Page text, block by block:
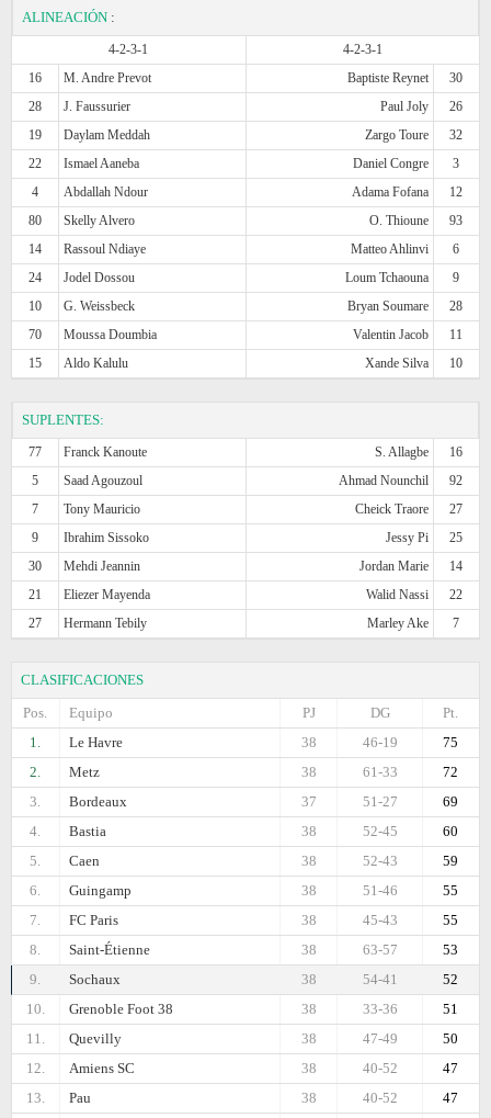
ALINEACIÓN :
4-2-3-1
4-2-3-1
16
M. Andre Prevot Baptiste Reynet
30
28
J. Faussurier Paul Joly
26
19
Daylam Meddah Zargo Toure
32
22
Ismael Aaneba Daniel Congre
3
4
Abdallah Ndour Adama Fofana
12
80
Skelly Alvero O. Thioune
93
14
Rassoul Ndiaye Matteo Ahlinvi
6
24
Jodel Dossou Loum Tchaouna
9
10
G. Weissbeck Bryan Soumare
28
70
Moussa Doumbia Valentin Jacob
11
15
Aldo Kalulu Xande Silva 10
SUPLENTES:
77 Franck Kanoute S. Allagbe
16
5
Saad Agouzoul Ahmad Nounchil
92
7
Tony Mauricio Cheick Traore
27
9
Ibrahim Sissoko Jessy Pi
25
30
Mehdi Jeannin Jordan Marie
14
21
Eliezer Mayenda Walid Nassi
22
27
Hermann Tebily Marley Ake 7
CLASIFICACIONES
Pos.
Equipo Pt.
DG
PJ
1.
Le Havre 75
46-19
38
2.
Metz 72
61-33
38
3.
Bordeaux 69
51-27
37
4.
Bastia 60
52-45
38
5.
Caen 59
52-43
38
6.
Guingamp 55
51-46
38
7.
FC Paris 55
45-43
38
8.
Saint-Étienne 53
63-57
38
9.
Sochaux 52
54-41
38
10.
Grenoble Foot 38 51
33-36
38
11.
Quevilly 50
47-49
38
12.
Amiens SC 47
40-52
38
13.
Pau 47
40-52
38